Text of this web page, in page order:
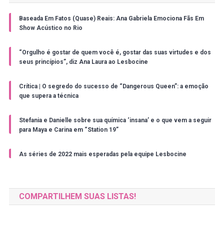
Baseada Em Fatos (Quase) Reais: Ana Gabriela Emociona Fãs Em
Show Acústico no Rio
“Orgulho é gostar de quem você é, gostar das suas virtudes e dos
seus princípios”, diz Ana Laura ao Lesbocine
Crítica | O segredo do sucesso de “Dangerous Queen”: a emoção
que supera a técnica
Stefania e Danielle sobre sua química ‘insana’ e o que vem a seguir
para Maya e Carina em “Station 19”
As séries de 2022 mais esperadas pela equipe Lesbocine
COMPARTILHEM SUAS LISTAS!